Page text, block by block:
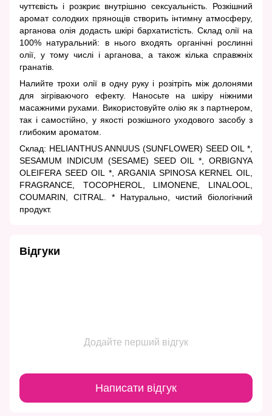
чуттєвість і розкриє внутрішню сексуальність. Розкішний
аромат солодких прянощів створить інтимну атмосферу,
арганова олія додасть шкірі бархатистість. Склад олії на
100% натуральний: в нього входять органічні рослинні
олії, у тому числі і арганова, а також кілька справжніх
гранатів.
Налийте трохи олії в одну руку і розітріть між долонями
для зігріваючого ефекту. Наносьте на шкіру ніжними
масажними рухами. Використовуйте олію як з партнером,
так і самостійно, у якості розкішного уходового засобу з
глибоким ароматом.
Склад: HELIANTHUS ANNUUS (SUNFLOWER) SEED OIL *,
SESAMUM INDICUM (SESAME) SEED OIL *, ORBIGNYA
OLEIFERA SEED OIL *, ARGANIA SPINOSA KERNEL OIL,
FRAGRANCE, TOCOPHEROL, LIMONENE, LINALOOL,
COUMARIN, CITRAL. * Натурально, чистий біологічний
продукт.
Відгуки
Додайте перший відгук
Написати відгук